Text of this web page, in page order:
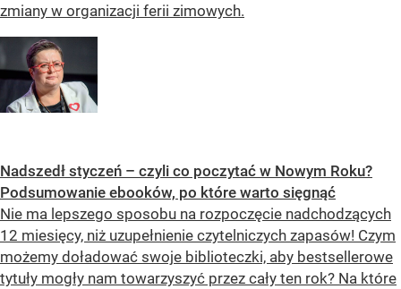
zmiany w organizacji ferii zimowych.
Nadszedł styczeń – czyli co poczytać w Nowym Roku?
Podsumowanie ebooków, po które warto sięgnąć
Nie ma lepszego sposobu na rozpoczęcie nadchodzących
12 miesięcy, niż uzupełnienie czytelniczych zapasów! Czym
możemy doładować swoje biblioteczki, aby bestsellerowe
tytuły mogły nam towarzyszyć przez cały ten rok? Na które